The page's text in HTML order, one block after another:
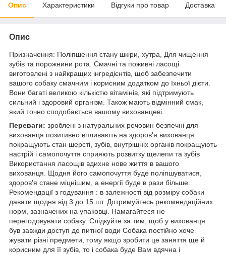
Опис Характеристики Відгуки про товар Доставка
Опис
Призначення: Поліпшення стану шкіри, хутра, Для чищення
зубів та порожнини рота. Смачні та поживні ласощі
виготовлені з найкращих інгредієнтів, щоб забезпечити
вашого собаку смачним і корисним додатком до їхньої дієти.
Вони багаті великою кількістю вітамінів, які підтримують
сильний і здоровий організм. Також мають відмінний смак,
який точно сподобається вашому вихованцеві.
Переваги: зроблені з натуральних речовин безпечні для
вихованця позитивно впливають на здоров'я вихованця
покращують стан шерсті, зубів, внутрішніх органів покращують
настрій і самопочуття сприяють розвитку щелепи та зубів
Використання ласощів вдихне нове життя в вашого
вихованця. Щодня його самопочуття буде поліпшуватися,
здоров'я стане міцнішим, а енергії буде в рази більше.
Рекомендації з годування : в залежності від розміру собаки
давати щодня від 3 до 15 шт. Дотримуйтесь рекомендаційних
норм, зазначених на упаковці. Намагайтеся не
перегодовувати собаку. Слідкуйте за тим, щоб у вихованця
був завжди доступ до питної води Собака постійно хоче
жувати різні предмети, тому якщо зробити це заняття ще й
корисним для її зубів, то і собака буде Вам вдячна і